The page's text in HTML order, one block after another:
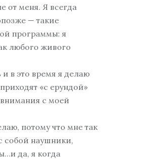
от меня. Я всегда
— такие
программы: я
любого живого
в это время я делаю
«с ерундой»
с моей
потому что мне так
собой наушники,
да, я когда